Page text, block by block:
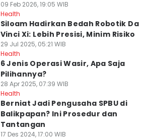
09 Feb 2026, 19:05 WIB
Health
Siloam Hadirkan Bedah Robotik Da
Vinci Xi: Lebih Presisi, Minim Risiko
29 Jul 2025, 05:21 WIB
Health
6 Jenis Operasi Wasir, Apa Saja
Pilihannya?
28 Apr 2025, 07:39 WIB
Health
Berniat Jadi Pengusaha SPBU di
Balikpapan? Ini Prosedur dan
Tantangan
17 Des 2024, 17:00 WIB